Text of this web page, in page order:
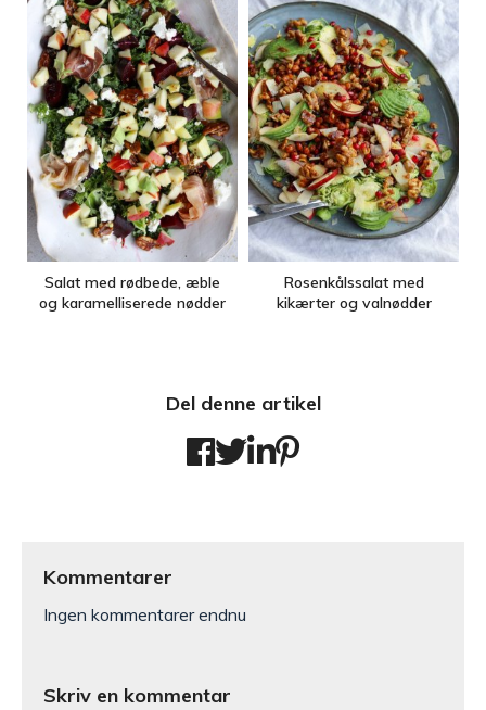
Salat med rødbede, æble
og karamelliserede nødder
Rosenkålssalat med
kikærter og valnødder
Del denne artikel
Kommentarer
Ingen kommentarer endnu
Skriv en kommentar